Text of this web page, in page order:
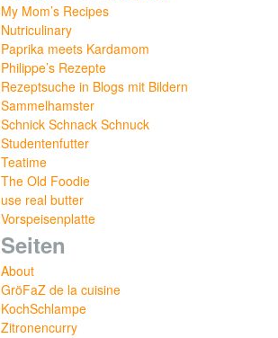
My Mom’s Recipes
Nutriculinary
Paprika meets Kardamom
Philippe’s Rezepte
Rezeptsuche in Blogs mit Bildern
Sammelhamster
Schnick Schnack Schnuck
Studentenfutter
Teatime
The Old Foodie
use real butter
Vorspeisenplatte
Seiten
About
GröFaZ de la cuisine
KochSchlampe
Zitronencurry